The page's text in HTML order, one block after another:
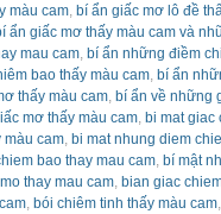
màu cam, bí ẩn giấc mơ lô đề
ẩn giấc mơ thấy màu cam và
mau cam, bí ẩn những điềm
bao thấy màu cam, bí ẩn
thấy màu cam, bí ẩn về những
mơ thấy màu cam, bi mat giac
màu cam, bi mat nhung diem
bao thay mau cam, bí mật
thay mau cam, bian giac
, bói chiêm tinh thấy màu cam,